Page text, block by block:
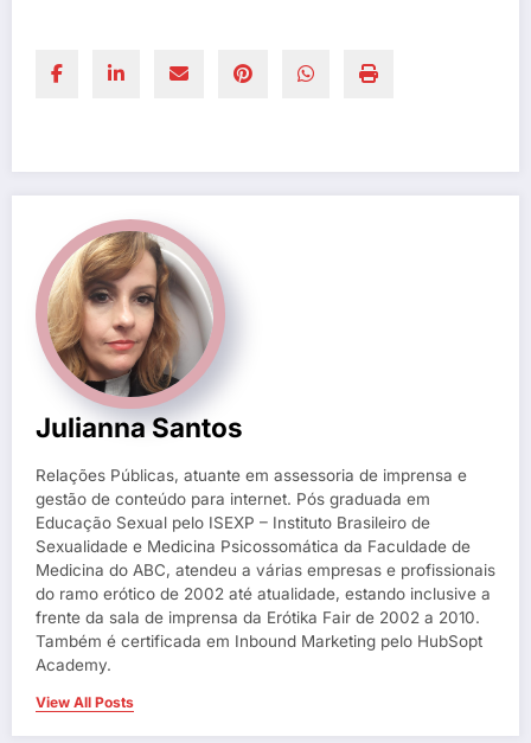
Julianna Santos
Relações Públicas, atuante em assessoria de imprensa e
gestão de conteúdo para internet. Pós graduada em
Educação Sexual pelo ISEXP – Instituto Brasileiro de
Sexualidade e Medicina Psicossomática da Faculdade de
Medicina do ABC, atendeu a várias empresas e profissionais
do ramo erótico de 2002 até atualidade, estando inclusive a
frente da sala de imprensa da Erótika Fair de 2002 a 2010.
Também é certificada em Inbound Marketing pelo HubSopt
Academy.
View All Posts